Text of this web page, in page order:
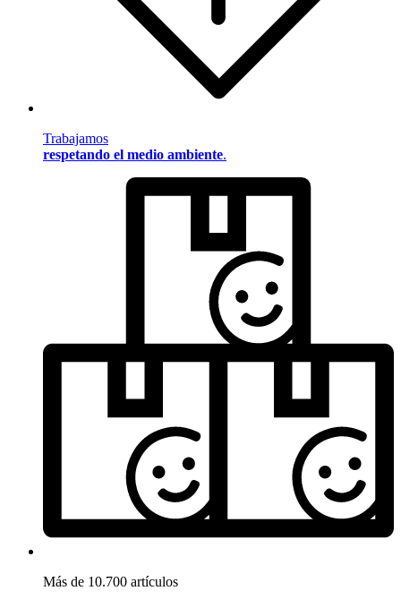
Trabajamos
respetando el medio ambiente.
Más de 10.700 artículos